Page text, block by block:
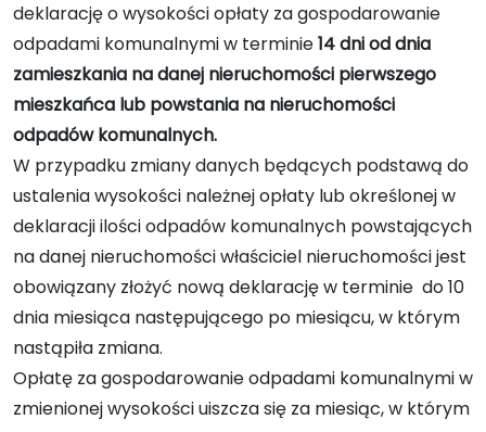
deklarację o wysokości opłaty za gospodarowanie
odpadami komunalnymi w terminie14 dni od dnia
zamieszkania na danej nieruchomości pierwszego
mieszkańca lub powstania na nieruchomości
odpadów komunalnych.
W przypadku zmiany danych będących podstawą do
ustalenia wysokości należnej opłaty lub określonej w
deklaracji ilości odpadów komunalnych powstających
na danej nieruchomości właściciel nieruchomości jest
obowiązany złożyć nową deklarację w terminie do 10
dnia miesiąca następującego po miesiącu, w którym
nastąpiła zmiana.
Opłatę za gospodarowanie odpadami komunalnymi w
zmienionej wysokości uiszcza się za miesiąc, w którym